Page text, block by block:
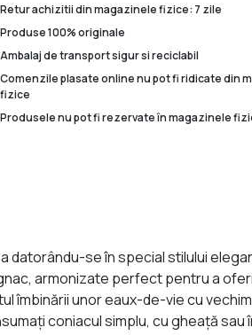
Retur achizitii din magazinele fizice: 7 zile
Produse 100% originale
Ambalaj de transport sigur si reciclabil
Comenzile plasate online nu pot fi ridicate din
fizice
Produsele nu pot fi rezervate în magazinele
datorându-se în special stilului
armonizate perfect pentru a
unor eaux-de-vie cu
coniacul simplu, cu gheaţă sau